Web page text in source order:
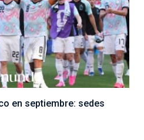
en septiembre: sedes